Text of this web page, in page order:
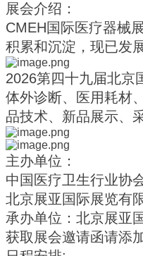
展会介绍：
CMEH国际医疗器械
积累和沉淀，现已发
2026第四十九届北京
体外诊断、医用耗材
品技术、新品展示、
主办单位：
中国医疗卫生行业协
北京展亚国际展览有
承办单位：北京展亚
获取展会邀请函请添